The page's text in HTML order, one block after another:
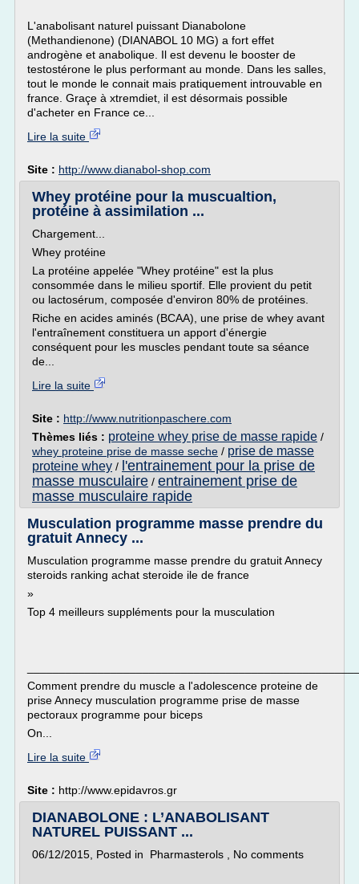
L'anabolisant naturel puissant Dianabolone
(Methandienone) (DIANABOL 10 MG) a fort effet
androgène et anabolique. Il est devenu le booster de
testostérone le plus performant au monde. Dans les salles,
tout le monde le connait mais pratiquement introuvable en
france. Graçe à xtremdiet, il est désormais possible
d'acheter en France ce...
Lire la suite
Site : http://www.dianabol-shop.com
Whey protéine pour la muscualtion,
protéine à assimilation ...
Chargement...
Whey protéine
La protéine appelée "Whey protéine" est la plus
consommée dans le milieu sportif. Elle provient du petit
ou lactosérum, composée d'environ 80% de protéines.
Riche en acides aminés (BCAA), une prise de whey avant
l'entraînement constituera un apport d'énergie
conséquent pour les muscles pendant toute sa séance
de...
Lire la suite
Site : http://www.nutritionpaschere.com
Thèmes liés : proteine whey prise de masse rapide /
whey proteine prise de masse seche / prise de masse
proteine whey / l'entrainement pour la prise de
masse musculaire / entrainement prise de
masse musculaire rapide
Musculation programme masse prendre du
gratuit Annecy ...
Musculation programme masse prendre du gratuit Annecy
steroids ranking achat steroide ile de france
»
Top 4 meilleurs suppléments pour la musculation
Comment prendre du muscle a l'adolescence proteine de
prise Annecy musculation programme prise de masse
pectoraux programme pour biceps
On...
Lire la suite
Site : http://www.epidavros.gr
DIANABOLONE : L’ANABOLISANT
NATUREL PUISSANT ...
06/12/2015, Posted in Pharmasterols , No comments